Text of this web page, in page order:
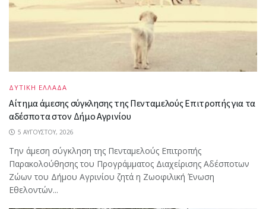
ΔΥΤΙΚΗ ΕΛΛΑΔΑ
Αίτημα άμεσης σύγκλησης της Πενταμελούς Επιτροπής για τα
αδέσποτα στον Δήμο Αγρινίου
5 ΑΥΓΟΎΣΤΟΥ, 2026
Την άμεση σύγκληση της Πενταμελούς Επιτροπής
Παρακολούθησης του Προγράμματος Διαχείρισης Αδέσποτων
Ζώων του Δήμου Αγρινίου ζητά η Ζωοφιλική Ένωση
Εθελοντών...